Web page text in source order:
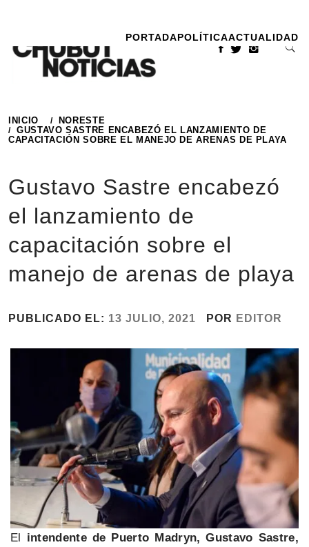
contenido
PORTADAPOLÍTICAACTUALIDAD
INICIO
NORESTE
GUSTAVO SASTRE ENCABEZÓ EL LANZAMIENTO DE
CAPACITACIÓN SOBRE EL MANEJO DE ARENAS DE PLAYA
Gustavo Sastre encabezó
el lanzamiento de
capacitación sobre el
manejo de arenas de playa
PUBLICADO EL: 13 JULIO, 2021 POR EDITOR
El intendente de Puerto Madryn, Gustavo Sastre,